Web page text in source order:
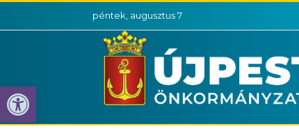
Eszköztár megnyitása
péntek, augusztus 7